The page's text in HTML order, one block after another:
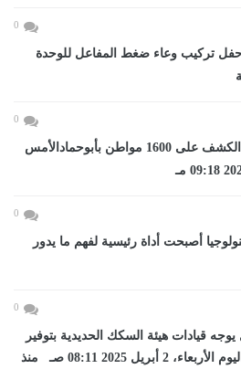
0
حفل تركيب وعاء ضغط المفاعل للوحدة
0
صحة الشرقية توقع الكشف على 1600 مواطن بأبوحمادالأمس
0
أصبحت أداة رئيسية لفهم ما يدور
0
يوجه قيادات هيئة السكك الحديدية بتوفير
أماكن في رحلات...اليوم الأربعاء، 2 أبريل 2025 08:11 صـ منذ